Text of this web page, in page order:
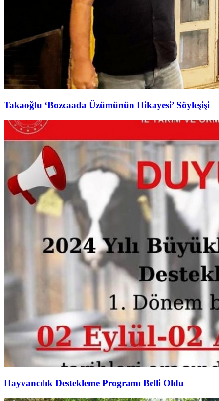
Takaoğlu ‘Bozcaada Üzümünün Hikayesi’ Söyleşişi
Hayvancılık Destekleme Programı Belli Oldu